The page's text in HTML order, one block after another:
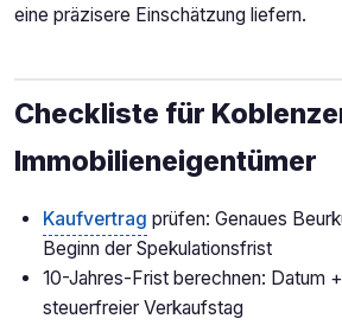
eine präzisere Einschätzung liefern.
Checkliste für
Immobilieneigentümer
Kaufvertrag prüfen: Genaues
Beginn der Spekulationsfrist
10-Jahres-Frist berechnen: Datum
steuerfreier Verkaufstag